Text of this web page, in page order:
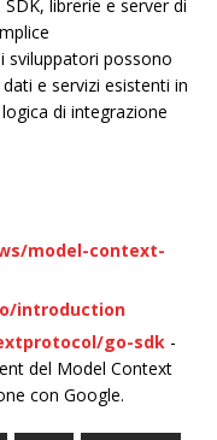
librerie e server di
sviluppatori possono
e servizi esistenti in
di integrazione
model-context-
introduction
go-sdk -
del Model Context
con Google.